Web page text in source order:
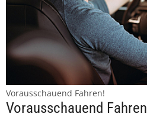
Vorausschauend Fahren!
Vorausschauend